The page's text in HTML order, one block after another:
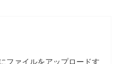
ファイルをアップロードす